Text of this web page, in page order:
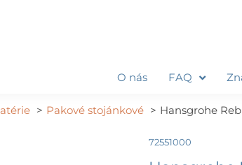
O nás FAQ
Pakové stojánkové Hansgrohe
72551000